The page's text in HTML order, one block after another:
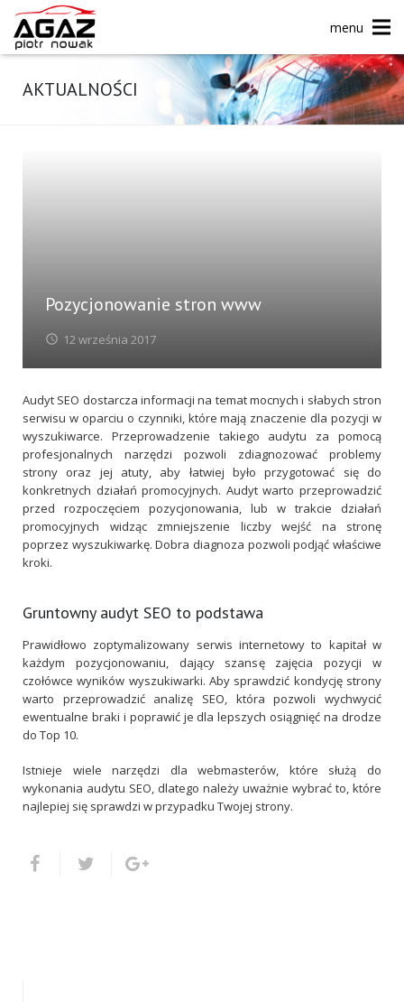
menu
AKTUALNOŚCI
Pozycjonowanie stron www
12 września 2017
Audyt SEO dostarcza informacji na temat mocnych i słabych stron
serwisu w oparciu o czynniki, które mają znaczenie dla pozycji w
wyszukiwarce. Przeprowadzenie takiego audytu za pomocą
profesjonalnych narzędzi pozwoli zdiagnozować problemy
strony oraz jej atuty, aby łatwiej było przygotować się do
konkretnych działań promocyjnych. Audyt warto przeprowadzić
przed rozpoczęciem pozycjonowania, lub w trakcie działań
promocyjnych widząc zmniejszenie liczby wejść na stronę
poprzez wyszukiwarkę. Dobra diagnoza pozwoli podjąć właściwe
kroki.
Gruntowny audyt SEO to podstawa
Prawidłowo zoptymalizowany serwis internetowy to kapitał w
każdym pozycjonowaniu, dający szansę zajęcia pozycji w
czołówce wyników wyszukiwarki. Aby sprawdzić kondycję strony
warto przeprowadzić analizę SEO, która pozwoli wychwycić
ewentualne braki i poprawić je dla lepszych osiągnięć na drodze
do Top 10.
Istnieje wiele narzędzi dla webmasterów, które służą do
wykonania audytu SEO, dlatego należy uważnie wybrać to, które
najlepiej się sprawdzi w przypadku Twojej strony.